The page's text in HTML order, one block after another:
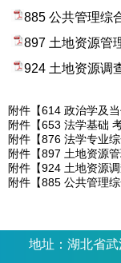
885 公共管理综
897 土地资源管
924 土地资源调
附件【614 政治学及
附件【653 法学基础
附件【876 法学专业
附件【897 土地资源
附件【924 土地资源
附件【885 公共管理
地址：湖北省